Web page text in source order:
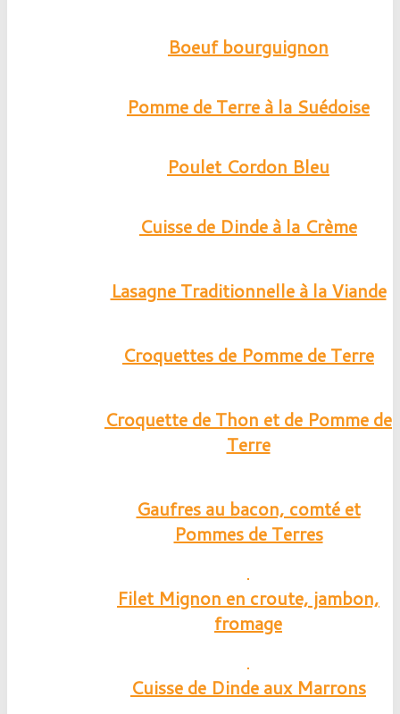
Boeuf bourguignon
Pomme de Terre à la Suédoise
Poulet Cordon Bleu
Cuisse de Dinde à la Crème
Lasagne Traditionnelle à la Viande
Croquettes de Pomme de Terre
Croquette de Thon et de Pomme de
Terre
Gaufres au bacon, comté et
Pommes de Terres
Filet Mignon en croute, jambon,
fromage
Cuisse de Dinde aux Marrons